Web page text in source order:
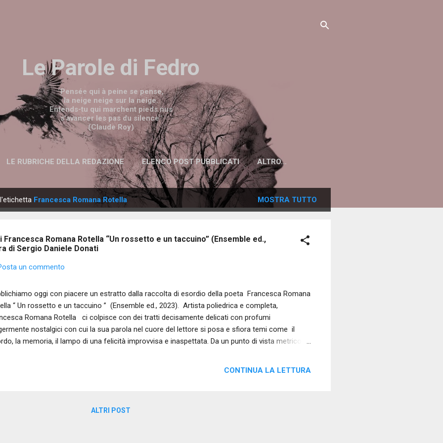
Le Parole di Fedro
"Pensée qui à peine se pense,
la neige neige sur la neige.
Entends-tu qui marchent pieds nus
s'avancer les pas du silence"
(Claude Roy)
LE RUBRICHE DELLA REDAZIONE ELENCO POST PUBBLICATI ALTRO…
Francesca Romana Rotella MOSTRA TUTTO
Romana Rotella “Un rossetto e un taccuino” (Ensemble ed.,
di Sergio Daniele Donati
un commento
oggi con piacere un estratto dalla raccolta di esordio della poeta Francesca Romana
“ Un rossetto e un taccuino ” (Ensemble ed., 2023). Artista poliedrica e completa,
Romana Rotella ci colpisce con dei tratti decisamente delicati con profumi
nostalgici con cui la sua parola nel cuore del lettore si posa e sfiora temi come il
la memoria, il lampo di una felicità improvvisa e inaspettata. Da un punto di vista metrico
CONTINUA LA LETTURA
ALTRI POST